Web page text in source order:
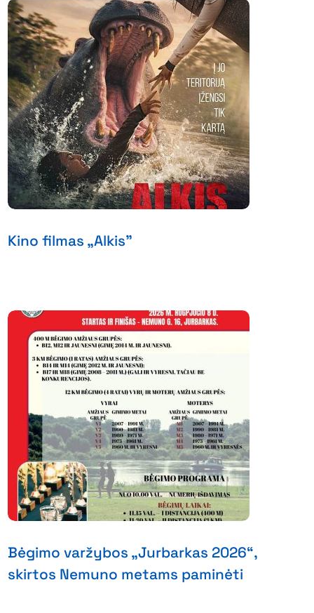
Kino filmas „Alkis”
Bėgimo varžybos „Jurbarkas 2026“,
skirtos Nemuno metams paminėti